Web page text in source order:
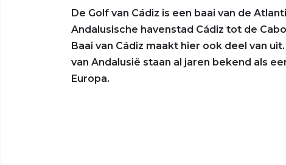
De Golf van Cádiz is een baai van de
Andalusische havenstad Cádiz tot de
Baai van Cádiz maakt hier ook deel van
van Andalusië staan al jaren bekend als
Europa.